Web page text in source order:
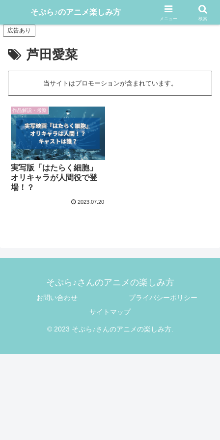
アニメや漫画をどんどん楽しむ情報発信サイト
広告あり
芦田愛菜
当サイトはプロモーションが含まれています。
作品解説・考察
実写版「はたらく細胞」
オリキャラが人間役で登
場！？
2023.07.20
そぷら♪さんのアニメの楽しみ方
お問い合わせ
プライバシーポリシー
サイトマップ
© 2023 そぷら♪さんのアニメの楽しみ方.
そぷら♪のアニメ楽しみ方
メニュー 検索